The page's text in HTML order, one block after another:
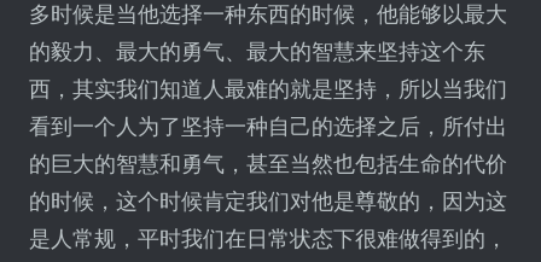
多时候是当他选择一种东西的时候，他能够以最大
的毅力、最大的勇气、最大的智慧来坚持这个东
西，其实我们知道人最难的就是坚持，所以当我们
看到一个人为了坚持一种自己的选择之后，所付出
的巨大的智慧和勇气，甚至当然也包括生命的代价
的时候，这个时候肯定我们对他是尊敬的，因为这
是人常规，平时我们在日常状态下很难做得到的，